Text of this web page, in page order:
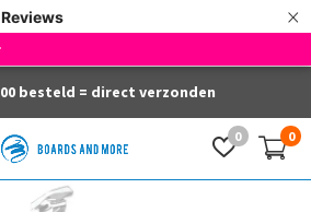
Reviews ×
0 0
besteld = direct verzonden